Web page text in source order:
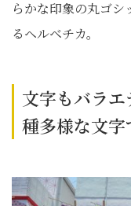
らかな印象の丸ゴ
るヘルベチカ。
文字もバラ
種多様な文字